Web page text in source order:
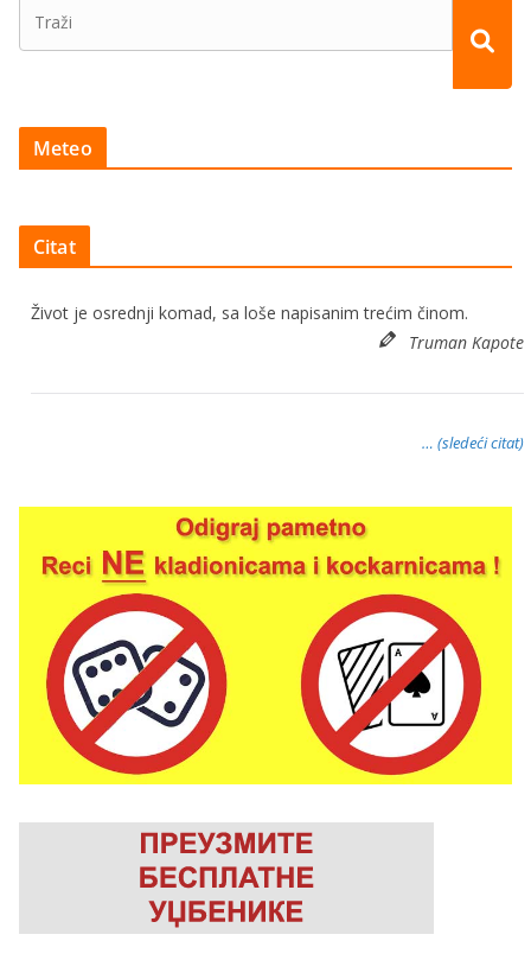
Meteo
Citat
Život je osrednji komad, sa loše napisanim trećim činom.
Truman Kapote
… (sledeći citat)